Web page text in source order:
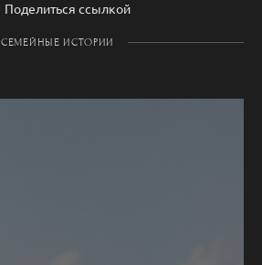
Поделиться ссылкой
СЕМЕЙНЫЕ ИСТОРИИ